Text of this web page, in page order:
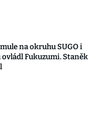
na okruhu SUGO i
Fukuzumi. Staněk